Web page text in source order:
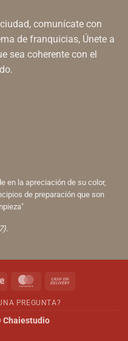
comunícate con
de franquicias, Únete a
sea coherente con el
en la apreciación de su color,
de preparación que son
Stripe MasterCard
PREGUNTA?
Chaiestudio